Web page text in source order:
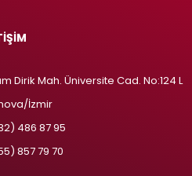
Dirik Mah. Üniversite Cad. No:124 L
İzmir
486 87 95
857 79 70